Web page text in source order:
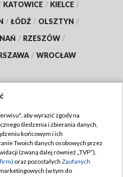
KATOWICE / KIELCE /
/ ŁÓDŹ / OLSZTYN /
/ RZESZÓW /
/ WROCŁAW
TVP
TVP
prywatności
aby wyrazić zgody na
śledzenia i zbierania danych,
końcowym i ich
Twoich danych osobowych przez
(zwaną dalej również „TVP”),
oraz pozostałych Zaufanych
(w tym do